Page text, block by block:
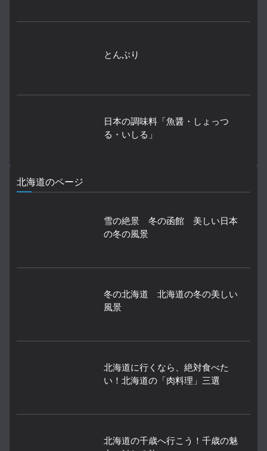
とんぶり
日本の調味料「魚醤・しょっつ
る・いしる」
北海道のページ
雪の絶景 冬の函館 美しい日本
の冬の風景
冬の北海道 北海道の冬の美しい
風景
北海道に行くなら、絶対食べた
い！北海道の「肉料理」三選
北海道の千歳へ行こう！千歳の魅